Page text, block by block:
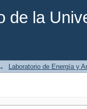
de la
Laboratorio de Energía y